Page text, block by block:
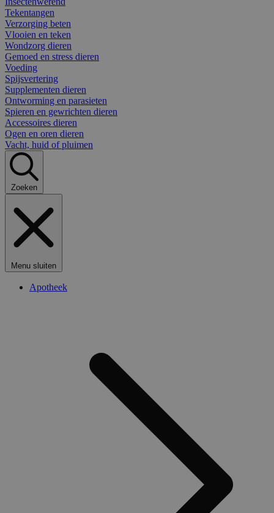
Tekentangen
Verzorging beten
Vlooien en teken
Wondzorg dieren
Gemoed en stress dieren
Voeding
Spijsvertering
Supplementen dieren
Ontworming en parasieten
Spieren en gewrichten dieren
Accessoires dieren
Ogen en oren dieren
Vacht, huid of pluimen
Zoeken
Menu sluiten
Apotheek